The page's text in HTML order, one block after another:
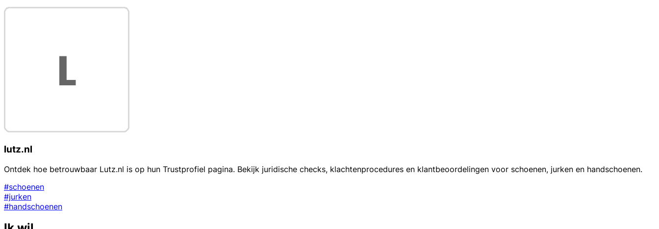
lutz.nl
Ontdek hoe betrouwbaar Lutz.nl is op hun Trustprofiel pagina. Bekijk juridische checks, klachtenprocedures en klantbeoordelingen voor schoenen, jurken en handschoenen.
#schoenen
#jurken
#handschoenen